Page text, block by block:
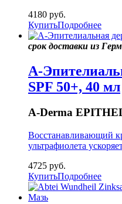
4180 руб.
КупитьПодробнее
срок доставки из
A-
SPF 50+, 40 мл
A-Derma
Восстанавливающий
ультрафиолета
4725 руб.
КупитьПодробнее